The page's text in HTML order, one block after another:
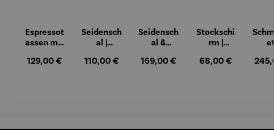
Espressot
assen mit
motiven
Regulärer Preis:
129,00 €
Seidensch
al |
– Claude
Regulärer Preis:
110,00 €
Seidensch
al &
rm Set |
Regulärer Preis:
169,00 €
Stockschi
rm |
– Claude
Regulärer Preis:
68,00 €
–